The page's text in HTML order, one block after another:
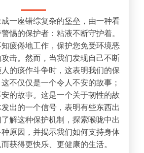
一座错综复杂的堡垒，由一种看
惕的保护者：粘液不断守护着。
疲倦地工作，保护您免受环境恶
击。然而，当我们发现自己不断
的痰作斗争时，这表明我们的保
不仅仅是一个令人不安的故事；
的故事。这是一个关于韧性的故
出的一个信号，表明有些东西出
解这种保护机制，探索喉咙中出
原因，并揭示我们如何支持身体
获得更快乐、更健康的生活。